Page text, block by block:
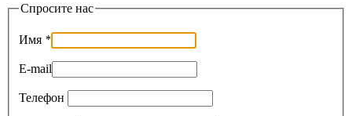
Спросите нас
Имя *
E-mail
Телефон